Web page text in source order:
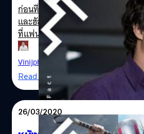
Avengers: Endgame Iron
Studios MCU
ไปที่ 2,790 ล้านเหรียญฯ คือหนังที่สร้
แล้วมากถึงเกือบ 900 ล้านเหรียญฯ
บาท (จากทุนสร้าง 356 ล้านเหรียญ
รายได้ทั่วโลกในสุดสัปดาห์แรกก็ทำ
รียญฯ ที่เป็นทุนสร้างหนังกับค่าการ
กวาดไปถึง 1,200 ล้านเหรียญฯ ถือ
เพราะว่าในทีแรกนักวิเคราะห์ตารางห
หนังไม่น่าจะทำกำไรต่างงจากภาค
สุทธิไว้ 600-650 ล้านเหรียญฯ มาก
เป็นหนังที่ยาวมากและยาวกว่า…
ก่อนที่เราจะได้เห็น Mark Ruffalo รั
และฮัลค์" ในจักรวาลหนังมาร์เวล แล
ที่แฟน ๆ จดจำและประทับใจเขาม
Ruffalo ได้ให้สัมภาษณ์กับนิตยสารว
รับการติดต่อให้มาเล่น เขาพยายามโ
แม่ทัพใหญ่ประธาน Marvel Studios
คนอื่นมารับบทนี้มากกว่าเขา เพราะเ
บทบาทนี้ออกมาได้ดีพอ แต่ Joss
2 ภาคแรกและเพื่อนักแสดงอย่าง
คนที่พูดให้กำลังใจและสร้างความมั่
Vinijphat Kanyapong | 2305 days ago
Read More
26/03/2020